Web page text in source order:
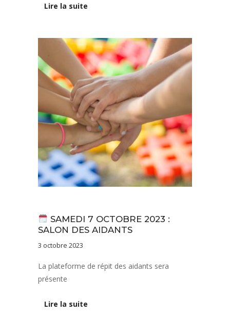
Lire la suite
SAMEDI 7 OCTOBRE 2023 :
SALON DES AIDANTS
3 octobre 2023
La plateforme de répit des aidants sera
présente
Lire la suite